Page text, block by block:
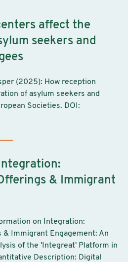
affect the
seekers and
(2025): How reception
of asylum seekers and
Societies. DOI:
& Immigrant
on Integration:
Immigrant Engagement: An
of the 'Integreat' Platform in
Description: Digital